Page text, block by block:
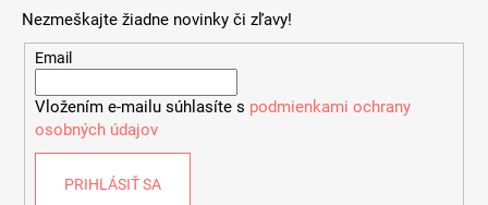
Nezmeškajte žiadne novinky či zľavy!
Email
Vložením e-mailu súhlasíte s podmienkami ochrany
osobných údajov
PRIHLÁSIŤ SA